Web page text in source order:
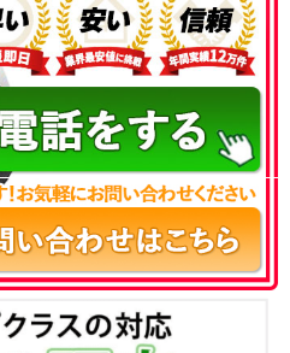
4780